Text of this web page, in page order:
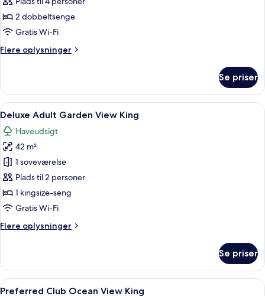
Ocean
View
2 dobbeltsenge
Gratis Wi-Fi
Flere oplysninger
Flere
Club
Ocean
View
Se priser
Indlæs
alle
billeder
af
Deluxe
Adult
Garden
View
Et hotelværelse med en stor seng,
8
Deluxe Adult Garden View King
Haveudsigt
42 m²
1 soveværelse
Plads til 2 personer
1 kingsize-seng
Gratis Wi-Fi
Flere oplysninger
Flere
Adult
Garden
View
Se priser
Indlæs
Et moderne hotelværelse med en
8
Preferred Club Ocean View King